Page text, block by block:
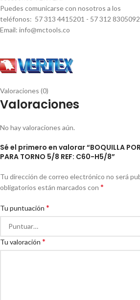
Puedes comunicarse con nosotros a los
teléfonos: 57 313 4415201 - 57 312 8305092
Email: info@mctools.co
Valoraciones (0)
Valoraciones
No hay valoraciones aún.
Sé el primero en valorar “BOQUILLA
PARA TORNO 5/8 REF: C60-H5/8”
Tu dirección de correo electrónico no será
obligatorios están marcados con *
Tu puntuación *
Tu valoración *